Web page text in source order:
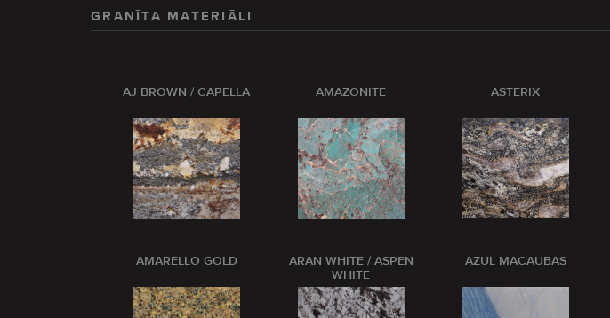
GRANĪTA MATERIĀLI
AJ BROWN / CAPELLA
AMARELLO GOLD
AMAZONITE
ARAN WHITE / ASPEN
WHITE
ASTERIX
AZUL MACAUBAS